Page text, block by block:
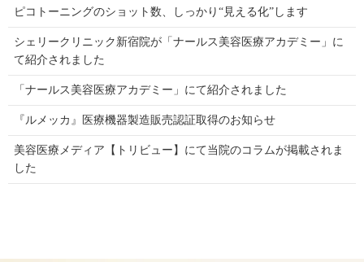
ピコトーニングのショット数、しっかり“見える化”します
シェリークリニック新宿院が「ナールス美容医療アカデミー」に
て紹介されました
「ナールス美容医療アカデミー」にて紹介されました
『ルメッカ』医療機器製造販売認証取得のお知らせ
美容医療メディア【トリビュー】にて当院のコラムが掲載されま
した